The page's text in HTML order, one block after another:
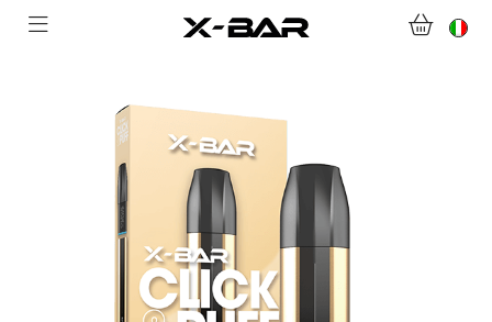
BENVENUTI SU X-BAR.CO
ABONNEMENTS
COLLECTIONS
CONTATTACI